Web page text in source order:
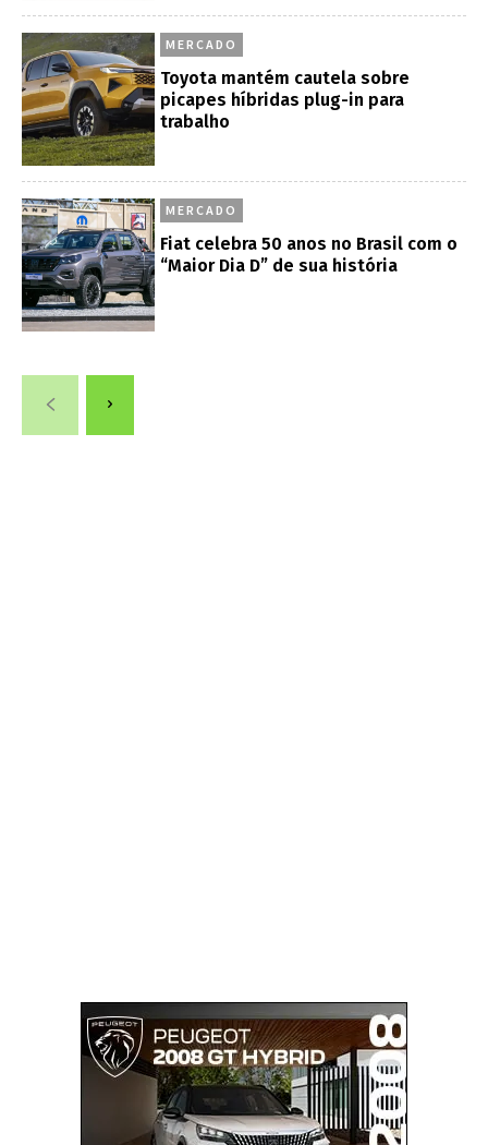
MERCADO
Toyota mantém cautela sobre
picapes híbridas plug-in para
trabalho
MERCADO
Fiat celebra 50 anos no Brasil com o
“Maior Dia D” de sua história